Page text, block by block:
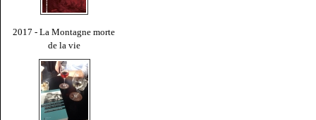
2017 - La Montagne morte
de la vie